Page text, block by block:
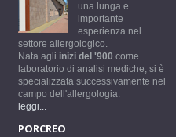
una lunga e
importante
esperienza nel
settore allergologico.
Nata agli inizi del '900 come
laboratorio di analisi mediche, si è
specializzata successivamente nel
campo dell'allergologia.
leggi...
PORCREO